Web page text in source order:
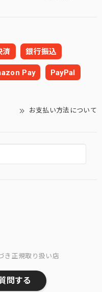
済 銀行振込
Pay PayPal
お支払い方法について
き正規取り扱い店
問する